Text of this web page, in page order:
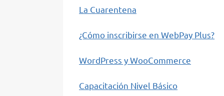
La Cuarentena
¿Cómo inscribirse en WebPay Plus?
WordPress y WooCommerce
Capacitación Nivel Básico